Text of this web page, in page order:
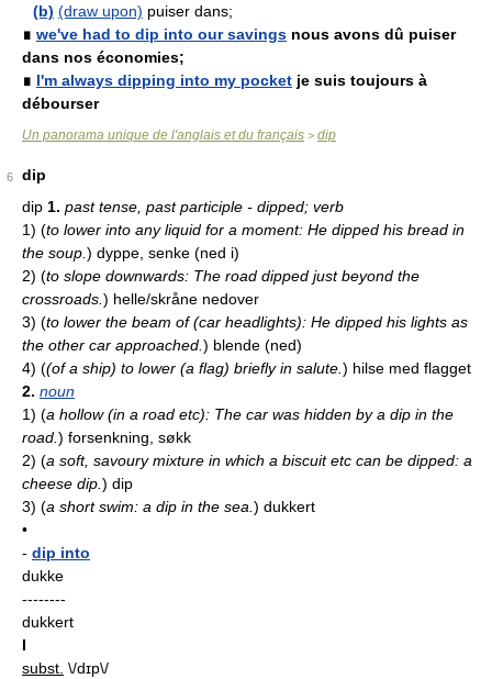
(b) (draw upon) puiser dans;
∎ we've had to dip into our savings nous avons dû puiser
dans nos économies;
∎ I'm always dipping into my pocket je suis toujours à
débourser
Un panorama unique de l'anglais et du français > dip
6
dip
dip 1. past tense, past participle - dipped; verb
1) (to lower into any liquid for a moment: He dipped his bread in
the soup.) dyppe, senke (ned i)
2) (to slope downwards: The road dipped just beyond the
crossroads.) helle/skråne nedover
3) (to lower the beam of (car headlights): He dipped his lights as
the other car approached.) blende (ned)
4) ((of a ship) to lower (a flag) briefly in salute.) hilse med flagget
2. noun
1) (a hollow (in a road etc): The car was hidden by a dip in the
road.) forsenkning, søkk
2) (a soft, savoury mixture in which a biscuit etc can be dipped: a
cheese dip.) dip
3) (a short swim: a dip in the sea.) dukkert
•
- dip into
dukke
--------
dukkert
I
subst. \/dɪp\/